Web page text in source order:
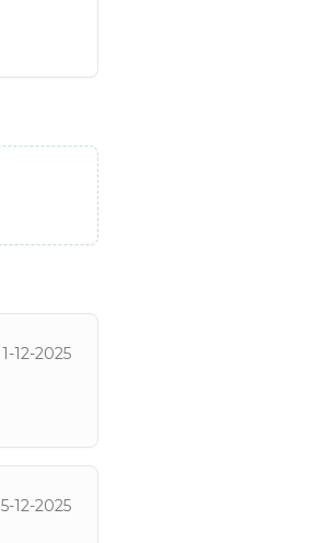
12-2025
5-12-2025